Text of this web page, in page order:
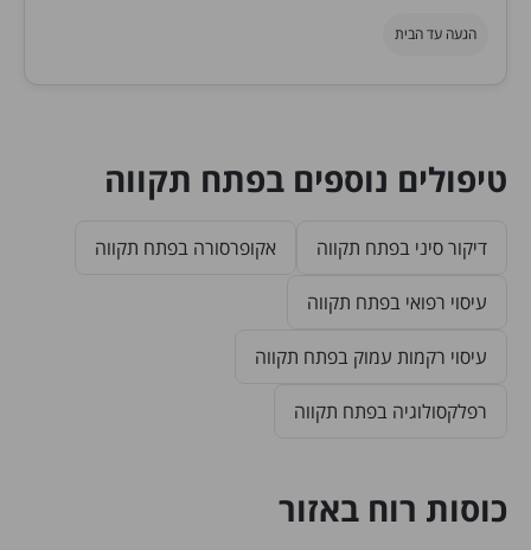
הגעה עד הבית
טיפולים נוספים בפתח תקווה
דיקור סיני בפתח תקווה אקופרסורה בפתח תקווה
עיסוי רפואי בפתח תקווה
עיסוי רקמות עמוק בפתח תקווה
רפלקסולוגיה בפתח תקווה
כוסות רוח באזור